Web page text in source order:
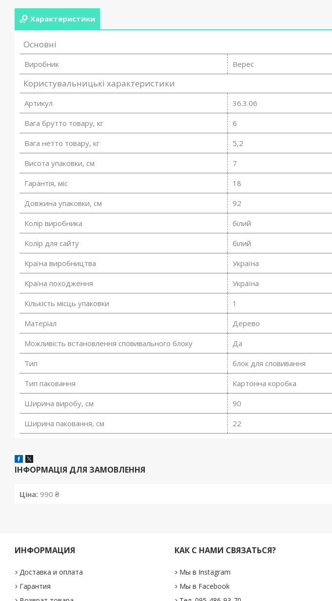
Характеристики
Основні
Виробник Верес
Користувальницькі характеристики
Артикул 36.3.06
Вага брутто товару, кг 6
Вага нетто товару, кг 5,2
Висота упаковки, см 7
Гарантія, міс 18
Довжина упаковки, см 92
Колір виробника білий
Колір для сайту білий
Країна виробництва Україна
Країна походження Україна
Кількість місць упаковки 1
Матеріал Дерево
Можливість встановлення сповивального блоку Да
Тип блок для сповивання
Тип паковання Картонна коробка
Ширина виробу, см 90
Ширина паковання, см 22
ІНФОРМАЦІЯ ДЛЯ ЗАМОВЛЕННЯ
Ціна: 990 ₴
ИНФОРМАЦИЯ
Доставка и оплата
Гарантия
КАК С НАМИ СВЯЗАТЬСЯ?
Мы в Instagram
Мы в Facebook